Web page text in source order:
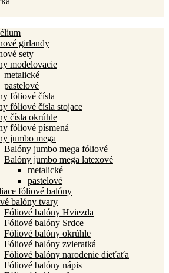
girlandy
sety
modelovacie
metalické
pastelové
fóliové čísla
fóliové čísla stojace
čísla okrúhle
fóliové písmená
jumbo mega
Balóny jumbo mega fóliové
Balóny jumbo mega latexové
metalické
pastelové
fóliové balóny
balóny tvary
Fóliové balóny Hviezda
Fóliové balóny Srdce
Fóliové balóny okrúhle
Fóliové balóny zvieratká
Fóliové balóny narodenie dieťaťa
Fóliové balóny nápis